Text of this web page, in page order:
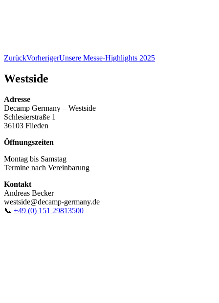
ZurückVorherigerUnsere Messe-Highlights 2025
Westside
Adresse
Decamp Germany – Westside
Schlesierstraße 1
36103 Flieden
Öffnungszeiten
Montag bis Samstag
Termine nach Vereinbarung
Kontakt
Andreas Becker
westside@decamp-germany.de
📞 +49 (0) 151 29813500